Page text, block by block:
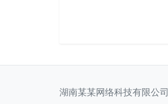
湖南某某网络科技有限公司